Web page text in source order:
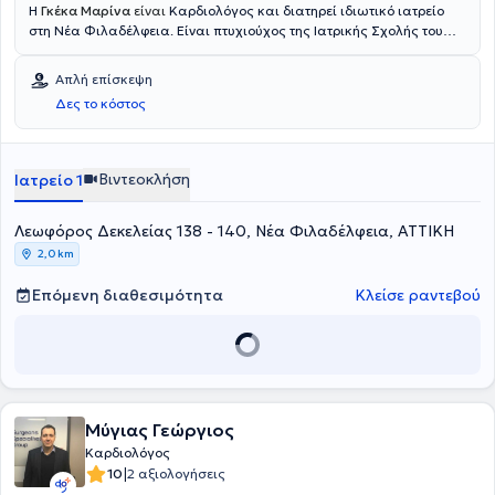
Η Γκέκα Μαρίνα είναι Καρδιολόγος και διατηρεί ιδιωτικό ιατρείο
στη Νέα Φιλαδέλφεια. Είναι πτυχιούχος της Ιατρικής Σχολής του
στην Παθολογία στο Γενικό Νοσοκομείο Αττικής "Σισμανόγλειο -
Αμαλία Φλέμινγκ" και μετέπειτα στην Καρδιολογία στο Γενικό
Νοσοκομείο Νέας Ιωνίας "Κωνσταντοπούλειο". Έχει διατελέσει
Καρδιολόγος της Μονάδας Εμφραγμάτων του Γενικού Νοσοκομείου
Καρδιολόγος στο Ιδιωτικό Νοσοκομείο ΜΗΤΕΡΑ. Επιπλέον, έχει
διατελέσειΕπιμελήτρια Β' - Καρδιολόγος στο Γενικό Νοσοκομείο
σεβόμενη της ιδιαίτερες ανάγκες εκάστοτε ασθενούς.
Απλή επίσκεψη
Δες το κόστος
Ιατρείο 1 Βιντεοκλήση
Λεωφόρος Δεκελείας 138 - 140, Νέα Φιλαδέλφεια, ΑΤΤΙΚΗ
2,0 km
Επόμενη διαθεσιμότητα Κλείσε ραντεβού
Μύγιας Γεώργιος
Καρδιολόγος
10|2 αξιολογήσεις